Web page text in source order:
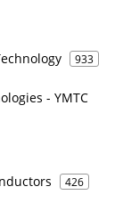
933
- YMTC
426